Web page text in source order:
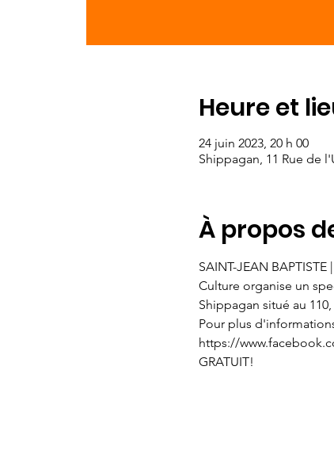
Heure et
24 juin 2023, 20 h 00
Shippagan, 11 Rue de
À propos
SAINT-JEAN
Culture organise un
Shippagan situé au
Pour plus
https://
GRATUIT!